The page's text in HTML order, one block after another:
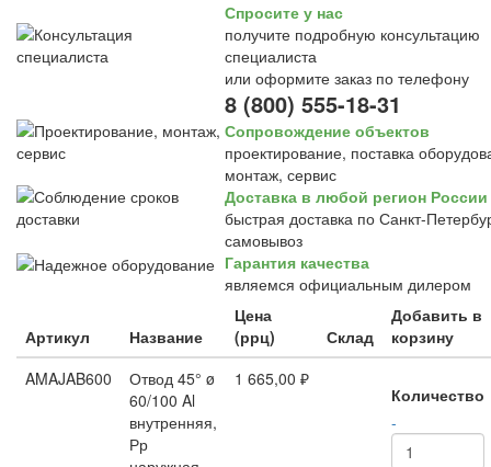
Спросите у нас
получите подробную консультацию
специалиста
или оформите заказ по телефону
8 (800) 555-18-31
Сопровождение объектов
проектирование, поставка
монтаж, сервис
Доставка в любой регион России
быстрая доставка по Санкт-
самовывоз
Гарантия качества
являемся официальным дилером
Артикул Название
Цена
(ррц)
Склад
Добавить в
корзину
AMAJAB600
Отвод 45° ø
60/100 Al
внутренняя,
Рр
1 665,00 ₽
Количество
-